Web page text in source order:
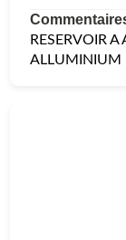
RESERVOIR
ALLUMINIUM